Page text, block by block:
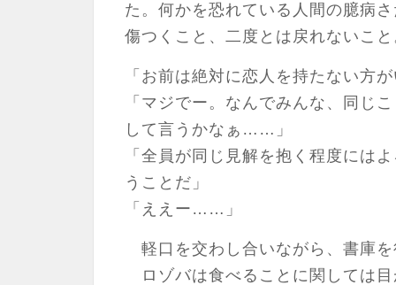
た。何かを恐れている人間の臆病
傷つくこと、二度とは戻れないこ
「お前は絶対に恋人を持たない方
「マジでー。なんでみんな、同じ
して言うかなぁ……」
「全員が同じ見解を抱く程度には
うことだ」
「ええー……」
軽口を交わし合いながら、書庫
ロゾバは食べることに関しては